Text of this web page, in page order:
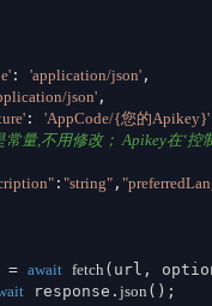
: 'application/json' ,
json' ,
: 'AppCode/{您的Apikey}'
常量,不用修改； Apikey在‘控
: "string" ,
= await fetch (url,
response. json ();